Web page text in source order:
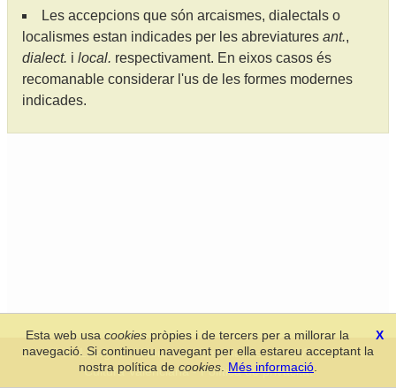
Les accepcions que són arcaismes, dialectals o
localismes estan indicades per les abreviatures ant.,
dialect. i local. respectivament. En eixos casos és
recomanable considerar l'us de les formes modernes
indicades.
Secció de Llengua i Lliteratura Valencianes-Real Acadèmia de
Cultura Valenciana-Política de privacitat
X
Esta web usacookies pròpies i de tercers per a millorar la
navegació. Si continueu navegant per ella estareu acceptant la
nostra política de cookies Més informació